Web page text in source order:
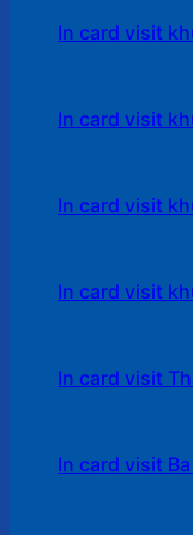
In card visit
In card visit
In card visit
In card visit
In card visit
In card visit